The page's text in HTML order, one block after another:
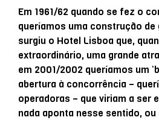
Em 1961/62 quando se fez o
queríamos uma construção de
surgiu o Hotel Lisboa que,
extraordinário, uma grande
em 2001/2002 queríamos um
abertura à concorrência –
operadoras – que viriam a ser
nada aponta nesse sentido, ou